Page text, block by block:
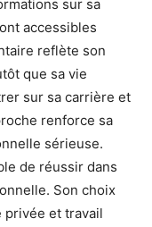
sur sa
accessibles
reflète son
que sa vie
sur sa carrière et
renforce sa
sérieuse.
de réussir dans
Son choix
privée et travail